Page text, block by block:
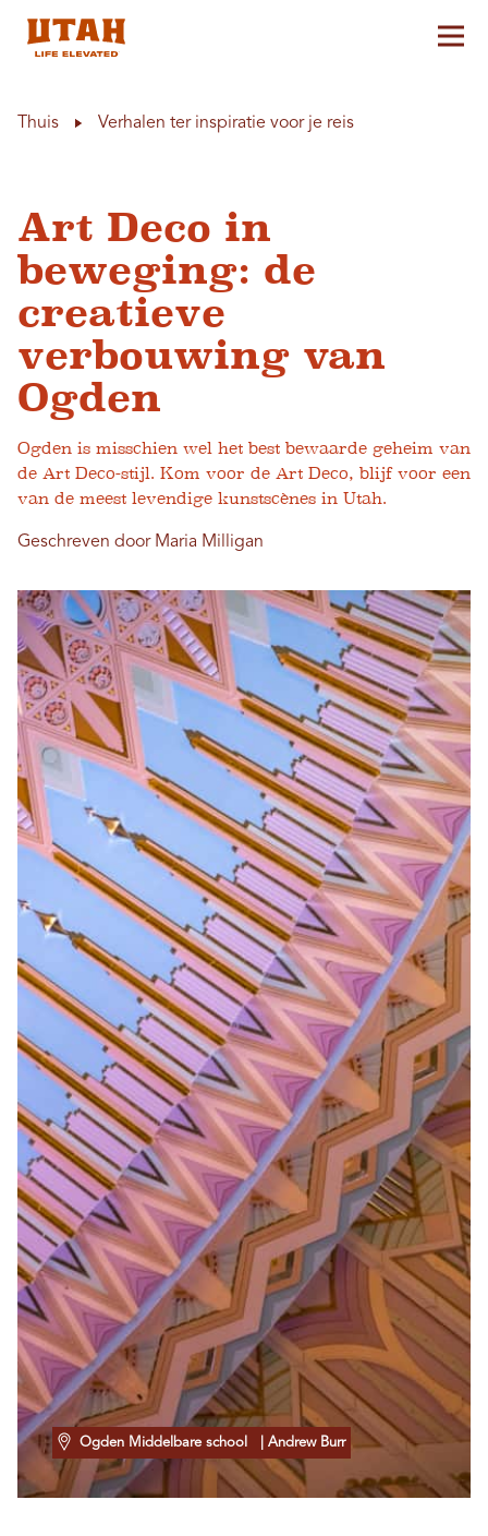
Thuis Verhalen ter inspiratie voor je reis
Art Deco in
beweging: de
creatieve
verbouwing van
Ogden
Ogden is misschien wel het best bewaarde geheim van
de Art Deco-stijl. Kom voor de Art Deco, blijf voor een
van de meest levendige kunstscènes in Utah.
Geschreven door Maria Milligan
Ogden Middelbare school | Andrew Burr